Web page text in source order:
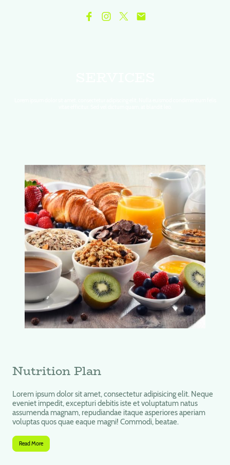
Nutrition Plan
Lorem ipsum dolor sit amet, consectetur adipisicing elit. Neque
eveniet impedit, excepturi debitis iste et voluptatum natus
assumenda magnam, repudiandae itaque asperiores aperiam
voluptas quos quae eaque magni! Commodi, beatae.
Read More